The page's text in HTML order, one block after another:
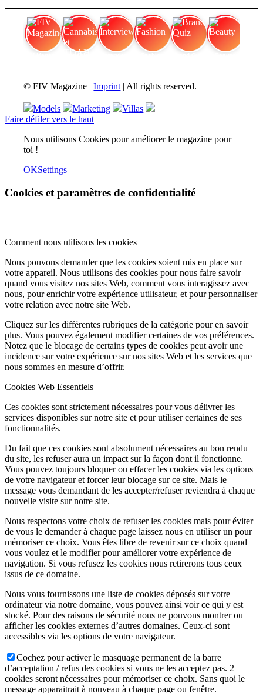
© FIV Magazine |Imprint | All rights reserved.
Models Marketing
Villas
Faire défiler vers le haut
Nous utilisons Cookies pour améliorer le magazine pour
toi !
OKSettings
Cookies et paramètres de confidentialité
Comment nous utilisons les cookies
Nous pouvons demander que les cookies soient mis en place sur
votre appareil. Nous utilisons des cookies pour nous faire savoir
quand vous visitez nos sites Web, comment vous interagissez avec
nous, pour enrichir votre expérience utilisateur, et pour personnaliser
votre relation avec notre site Web.
Cliquez sur les différentes rubriques de la catégorie pour en savoir
plus. Vous pouvez également modifier certaines de vos préférences.
Notez que le blocage de certains types de cookies peut avoir une
incidence sur votre expérience sur nos sites Web et les services que
nous sommes en mesure d’offrir.
Cookies Web Essentiels
Ces cookies sont strictement nécessaires pour vous délivrer les
services disponibles sur notre site et pour utiliser certaines de ses
fonctionnalités.
Du fait que ces cookies sont absolument nécessaires au bon rendu
du site, les refuser aura un impact sur la façon dont il fonctionne.
Vous pouvez toujours bloquer ou effacer les cookies via les options
de votre navigateur et forcer leur blocage sur ce site. Mais le
message vous demandant de les accepter/refuser reviendra à chaque
nouvelle visite sur notre site.
Nous respectons votre choix de refuser les cookies mais pour éviter
de vous le demander à chaque page laissez nous en utiliser un pour
mémoriser ce choix. Vous êtes libre de revenir sur ce choix quand
vous voulez et le modifier pour améliorer votre expérience de
navigation. Si vous refusez les cookies nous retirerons tous ceux
issus de ce domaine.
Nous vous fournissons une liste de cookies déposés sur votre
ordinateur via notre domaine, vous pouvez ainsi voir ce qui y est
stocké. Pour des raisons de sécurité nous ne pouvons montrer ou
afficher les cookies externes d’autres domaines. Ceux-ci sont
accessibles via les options de votre navigateur.
Cochez pour activer le masquage permanent de la barre
d’acceptation / refus des cookies si vous ne les acceptez pas. 2
cookies seront nécessaires pour mémoriser ce choix. Sans quoi le
message apparaitrait à nouveau à chaque page ou fenêtre.